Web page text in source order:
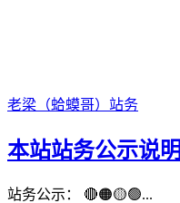
老梁（蛤蟆哥） 站务
本站站务公示说明
站务公示： 🔴🟠🟡🟢...